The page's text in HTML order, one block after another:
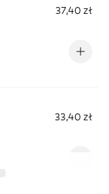
37,40 zł
33,40 zł